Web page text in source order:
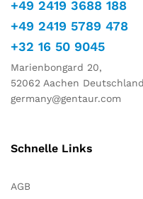
+49 2419 3688 188
+49 2419 5789 478
+32 16 50 9045
Marienbongard 20,
52062 Aachen Deutschland
germany@gentaur.com
Schnelle Links
AGB